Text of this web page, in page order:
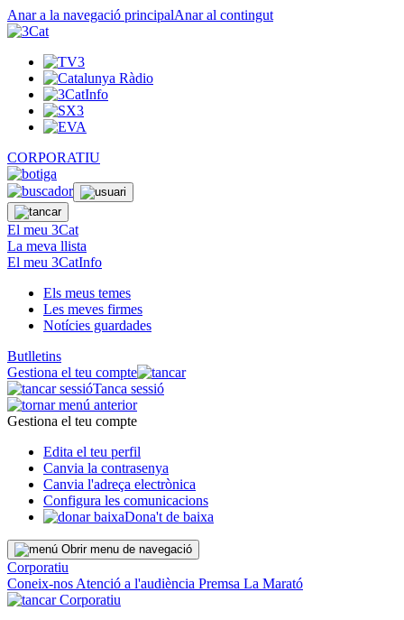
Anar a la navegació principalAnar al contingut
CORPORATIU
El meu 3Cat
La meva llista
El meu 3CatInfo
Els meus temes
Les meves firmes
Notícies guardades
Butlletins
Gestiona el teu compte
Tanca sessió
Gestiona el teu compte
Edita el teu perfil
Canvia la contrasenya
Canvia l'adreça electrònica
Configura les comunicacions
Dona't de baixa
Obrir menu de navegació
Corporatiu
Coneix-nos Atenció a l'audiència Premsa La Marató
Corporatiu